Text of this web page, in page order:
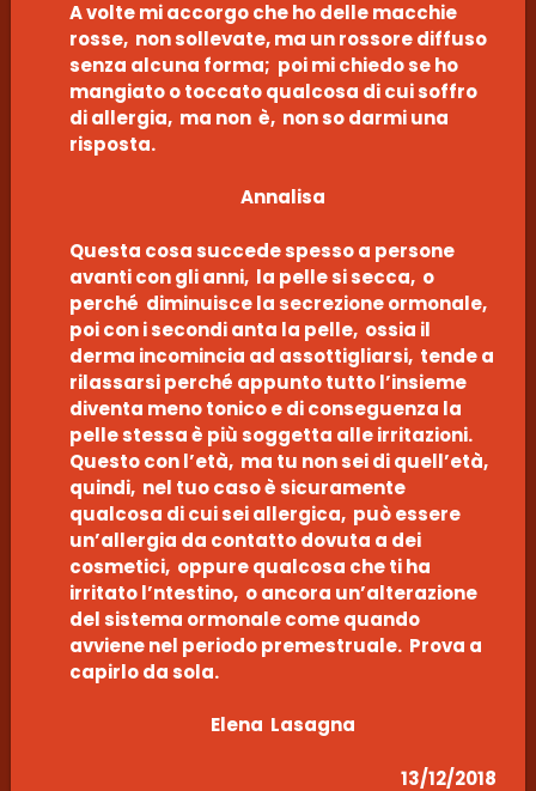
A volte mi accorgo che ho delle macchie
rosse, non sollevate, ma un rossore diffuso
senza alcuna forma; poi mi chiedo se ho
mangiato o toccato qualcosa di cui soffro
di allergia, ma non è, non so darmi una
risposta.
Annalisa
Questa cosa succede spesso a persone
avanti con gli anni, la pelle si secca, o
perché diminuisce la secrezione ormonale,
poi con i secondi anta la pelle, ossia il
derma incomincia ad assottigliarsi, tende a
rilassarsi perché appunto tutto l’insieme
diventa meno tonico e di conseguenza la
pelle stessa è più soggetta alle irritazioni.
Questo con l’età, ma tu non sei di quell’età,
quindi, nel tuo caso è sicuramente
qualcosa di cui sei allergica, può essere
un’allergia da contatto dovuta a dei
cosmetici, oppure qualcosa che ti ha
irritato l’ntestino, o ancora un’alterazione
del sistema ormonale come quando
avviene nel periodo premestruale. Prova a
capirlo da sola.
Elena Lasagna
13/12/2018